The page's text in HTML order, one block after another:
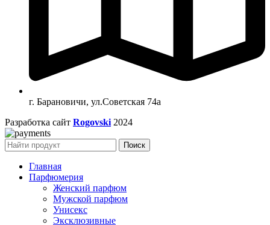
г. Барановичи, ул.Советская 74а
Разработка сайт Rogovski 2024
Поиск
Главная
Парфюмерия
Женский парфюм
Мужской парфюм
Унисекс
Эксклюзивные